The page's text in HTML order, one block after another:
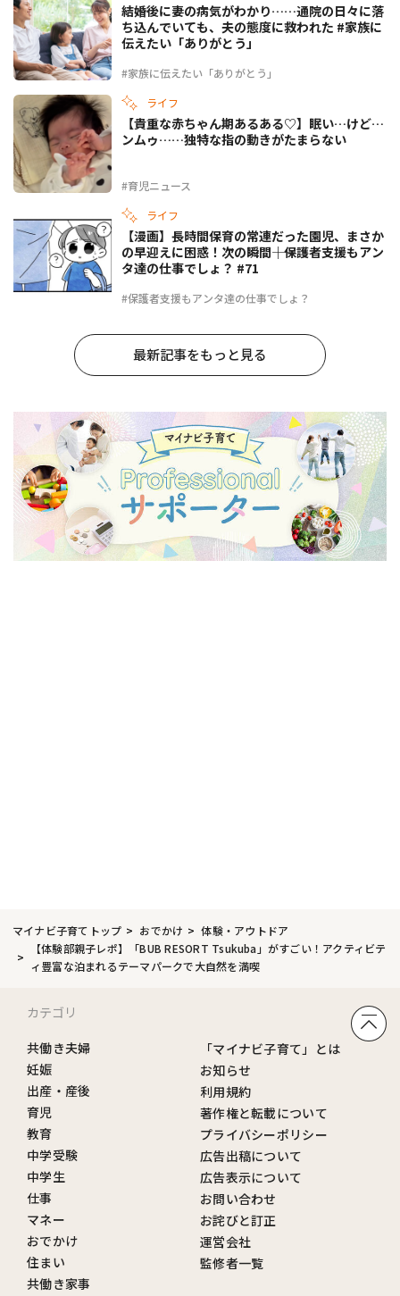
#家族に伝えたい「ありがとう」
結婚後に妻の病気がわかり……通院の日々に落
ち込んでいても、夫の態度に救われた #家族に
伝えたい「ありがとう」
ライフ
#育児ニュース
【貴重な赤ちゃん期あるある♡】眠い…けど…
ンムゥ……独特な指の動きがたまらない
ライフ
#保護者支援もアンタ達の仕事でしょ？
【漫画】長時間保育の常連だった園児、まさか
の早迎えに困惑！次の瞬間――｜保護者支援もアン
タ達の仕事でしょ？ #71
最新記事をもっと見る
マイナビ子育てトップ おでかけ
体験・アウトドア
【体験部親子レポ】「BUB RESORT Tsukuba」がすごい！アクティビテ
ィ豊富な泊まれるテーマパークで大自然を満喫
カテゴリ
共働き夫婦
妊娠
出産・産後
育児
教育
中学受験
中学生
仕事
マネー
おでかけ
住まい
共働き家事
「マイナビ子育て」とは
お知らせ
利用規約
著作権と転載について
プライバシーポリシー
広告出稿について
広告表示について
お問い合わせ
お詫びと訂正
運営会社
監修者一覧